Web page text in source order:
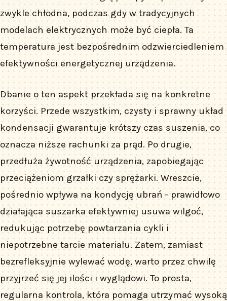
zwykle chłodna, podczas gdy w tradycyjnych
modelach elektrycznych może być ciepła. Ta
temperatura jest bezpośrednim odzwierciedleniem
efektywności energetycznej urządzenia.
Dbanie o ten aspekt przekłada się na konkretne
korzyści. Przede wszystkim, czysty i sprawny układ
kondensacji gwarantuje krótszy czas suszenia, co
oznacza niższe rachunki za prąd. Po drugie,
przedłuża żywotność urządzenia, zapobiegając
przeciążeniom grzałki czy sprężarki. Wreszcie,
pośrednio wpływa na kondycję ubrań - prawidłowo
działająca suszarka efektywniej usuwa wilgoć,
redukując potrzebę powtarzania cykli i
niepotrzebne tarcie materiału. Zatem, zamiast
bezrefleksyjnie wylewać wodę, warto przez chwilę
przyjrzeć się jej ilości i wyglądowi. To prosta,
regularna kontrola, która pomaga utrzymać wysoką